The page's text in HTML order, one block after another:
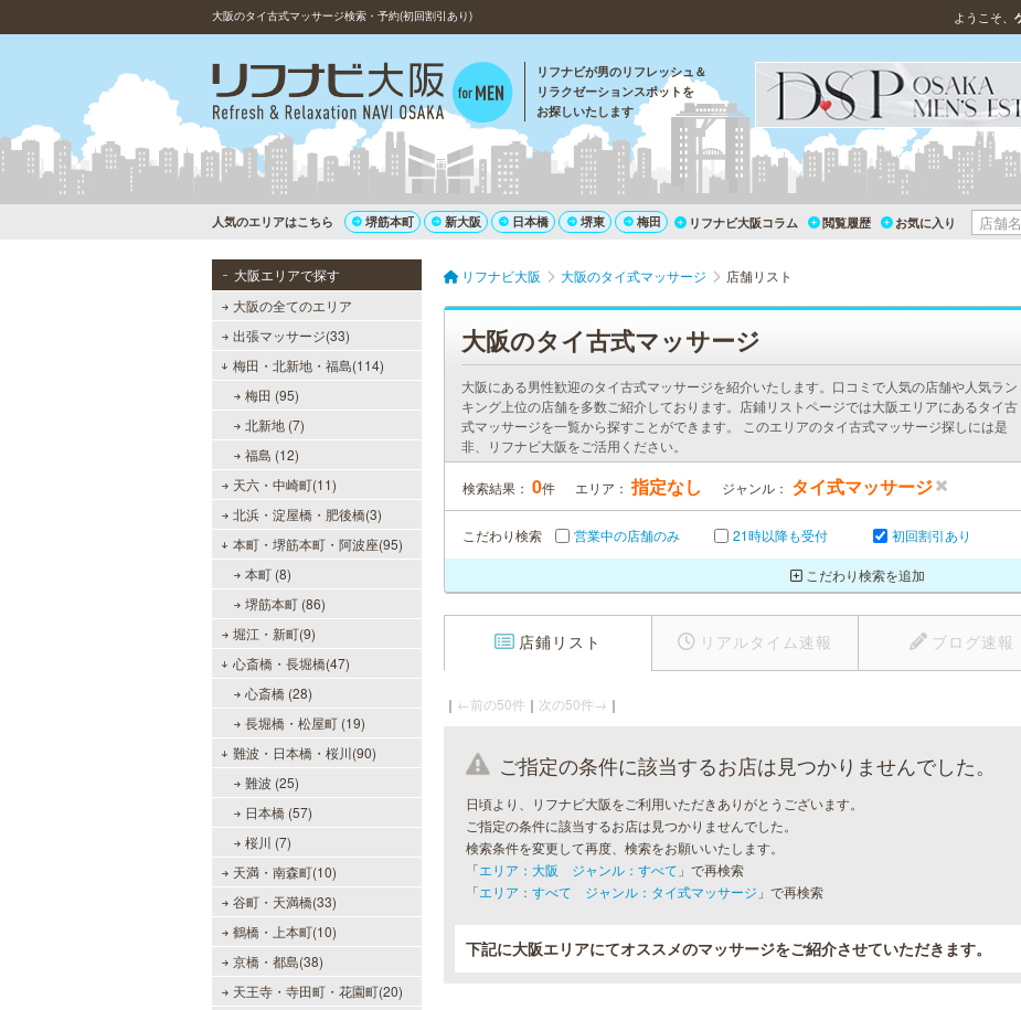
大阪のタイ古式マッサージ検索・予約(初回割引あり) ようこそ、
リフナビが男のリフレッシュ＆
リラクゼーションスポットを
お探しいたします
人気のエリアはこちら 堺筋本町 新大阪 日本橋 堺東 梅田 リフナビ大阪コラム 閲覧履歴 お気に入り
大阪エリアで探す
大阪の全てのエリア
出張マッサージ(33)
梅田・北新地・福島(114)
梅田 (95)
北新地 (7)
福島 (12)
天六・中崎町(11)
北浜・淀屋橋・肥後橋(3)
本町・堺筋本町・阿波座(95)
本町 (8)
堺筋本町 (86)
堀江・新町(9)
心斎橋・長堀橋(47)
心斎橋 (28)
長堀橋・松屋町 (19)
難波・日本橋・桜川(90)
難波 (25)
日本橋 (57)
桜川 (7)
天満・南森町(10)
谷町・天満橋(33)
鶴橋・上本町(10)
京橋・都島(38)
天王寺・寺田町・花園町(20)
リフナビ大阪 大阪のタイ式マッサージ 店舗リスト
大阪のタイ古式マッサージ
大阪にある男性歓迎のタイ古式マッサージを紹介いたします。口コミで人気の店舗や人気ラン
キング上位の店舗を多数ご紹介しております。店鋪リストページでは大阪エリアにあるタイ古
式マッサージを一覧から探すことができます。 このエリアのタイ古式マッサージ探しには是
非、リフナビ大阪をご活用ください。
検索結果： 0件 エリア： 指定なし ジャンル： タイ式マッサージ
こだわり検索 営業中の店舗のみ 21時以降も受付 初回割引あり
こだわり検索を追加
店鋪リスト リアルタイム速報 ブログ速報
｜ ←前の50件 ｜ 次の50件→ ｜
ご指定の条件に該当するお店は見つかりませんでした。
日頃より、リフナビ大阪をご利用いただきありがとうございます。
ご指定の条件に該当するお店は見つかりませんでした。
検索条件を変更して再度、検索をお願いいたします。
「エリア：大阪 ジャンル：すべて 」で再検索
「エリア：すべて ジャンル：タイ式マッサージ 」で再検索
下記に大阪エリアにてオススメのマッサージをご紹介させていただきます。